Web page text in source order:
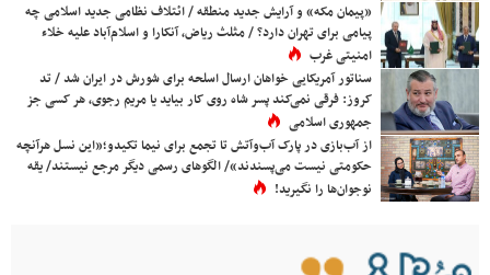
«پیمان مکه» و آرایش جدید منطقه / ائتلاف نظامی جدید اسلامی چه
پیامی برای تهران دارد؟ / مثلث ریاض، آنکارا و اسلام‌آباد علیه خلاء
امنیتی غرب
سناتور آمریکایی خواهان ارسال اسلحه برای شورش در ایران شد / تد
کروز: فرقی نمی‌کند پسر شاه روی کار بیاید یا مریم رجوی، هر کسی جز
جمهوری اسلامی
از آب‌بازی در پارک آب‌وآتش تا تجمع برای نیما تکیدو؛«این نسل هرآنچه
حکومتی نیست می‌پسندند»/ الگوهای رسمی دیگر مرجع نیستند/ یقه
نوجوان‌ها را نگیرید!